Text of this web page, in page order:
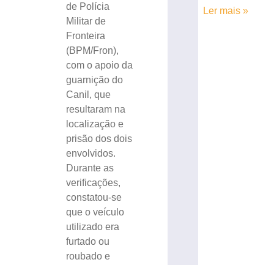
de Polícia
Militar de
Fronteira
(BPM/Fron),
com o apoio da
guarnição do
Canil, que
resultaram na
localização e
prisão dos dois
envolvidos.
Durante as
verificações,
constatou-se
que o veículo
utilizado era
furtado ou
roubado e
Ler mais »